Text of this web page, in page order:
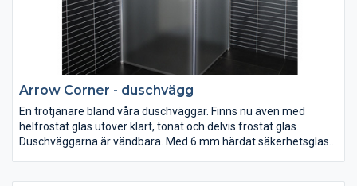
Arrow Corner - duschvägg
En trotjänare bland våra duschväggar. Finns nu även med
helfrostat glas utöver klart, tonat och delvis frostat glas.
Duschväggarna är vändbara. Med 6 mm härdat säkerhetsglas,